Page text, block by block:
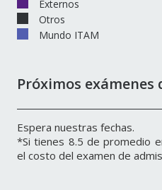
Externos
Otros
Mundo ITAM
Próximos exámenes
Espera nuestras fechas.
*Si tienes 8.5 de promedio
el costo del examen de